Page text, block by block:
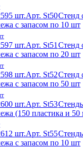
шт.Арт. St50Стенд
с запасом по 10 шт
шт.Арт. St51 Стенд
с запасом по 20 шт
шт.Арт. St52Стенд
с запасом по 50 шт
шт.Арт. St53
(150 пластика и 50
шт.Арт. St55
с запасом по 10 шт